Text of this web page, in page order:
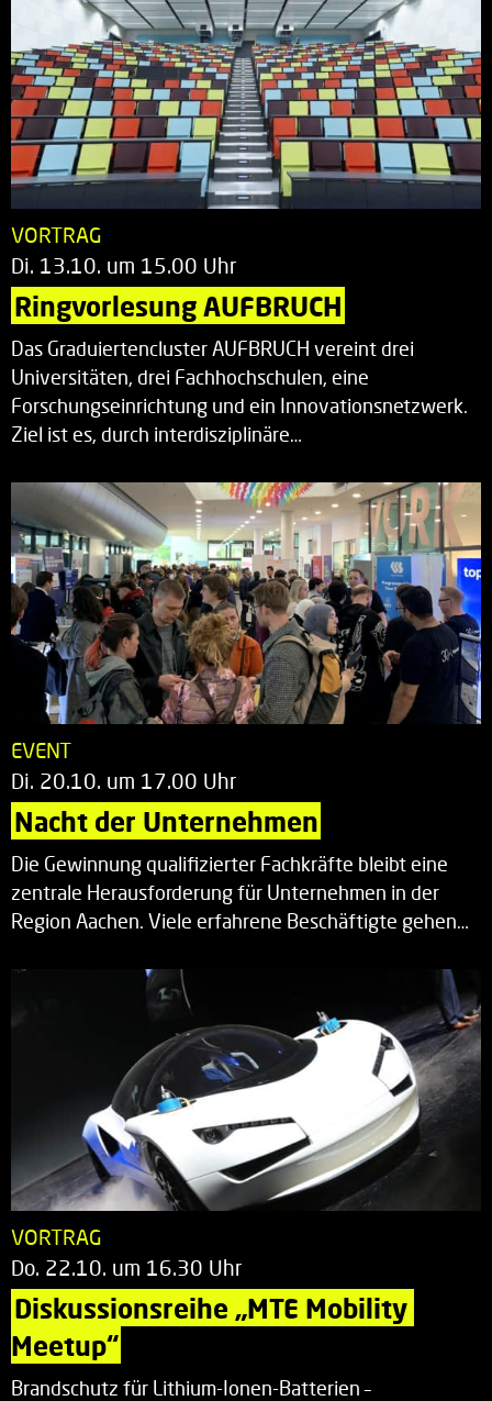
VORTRAG
Di. 13.10. um 15.00 Uhr
Ringvorlesung AUFBRUCH
Das Graduiertencluster AUFBRUCH vereint drei
Universitäten, drei Fachhochschulen, eine
Forschungseinrichtung und ein Innovationsnetzwerk.
Ziel ist es, durch interdisziplinäre…
EVENT
Di. 20.10. um 17.00 Uhr
Nacht der Unternehmen
Die Gewinnung qualifizierter Fachkräfte bleibt eine
zentrale Herausforderung für Unternehmen in der
Region Aachen. Viele erfahrene Beschäftigte gehen…
VORTRAG
Do. 22.10. um 16.30 Uhr
Diskussionsreihe „MTE Mobility
Meetup“
Brandschutz für Lithium-Ionen-Batterien –